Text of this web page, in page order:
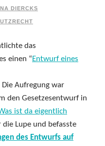
DIERCKS
das
einen “Entwurf eines
Die Aufregung war
den Gesetzesentwurf in
ist da eigentlich
Lupe und befasste
des Entwurfs auf